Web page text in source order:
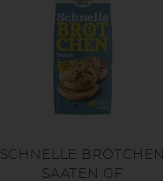
SCHNELLE BRÖTCHEN
SAATEN GF